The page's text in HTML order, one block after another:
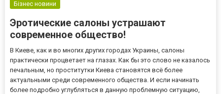
Бізнес новини
Эротические салоны устрашают
современное общество!
В Киеве, как и во многих других городах Украины, салоны
практически процветает на глазах. Как бы это слово не казалось
печальным, но проститутки Киева становятся всё более
актуальными среди современного общества. И если начинать
более подробно углубляться в данную проблемную ситуацию,